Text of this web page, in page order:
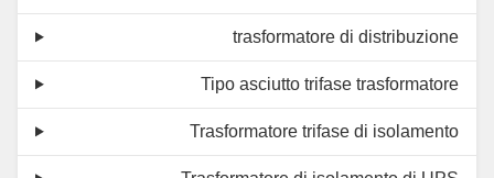
trasformatore di distribuzione
Tipo asciutto trifase trasformatore
Trasformatore trifase di isolamento